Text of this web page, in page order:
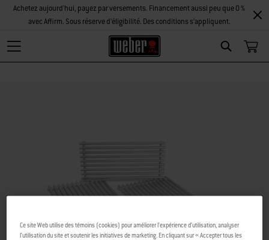
Search
Achetez aujourd'hui, payez par versements. Financement aussi peu que 0 %
avec Affirm. Sous réserve d’éligibilité. Des conditions s’appliquent.
Ce site Web utilise des témoins (cookies) pour améliorer l’expérience d’utilisation, analyser
l’utilisation du site et soutenir les initiatives de marketing. En cliquant sur « Accepter tous les